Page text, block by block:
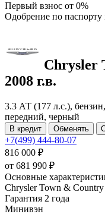
Первый взнос от 0%
Одобрение по паспорту
Chrysler
2008 г.в.
3.3 АТ (177 л.с.),
передний, черный
В кредит Обменять
+7(499) 444-80-07
816 000 ₽
от 681 990 ₽
Основные
Chrysler Town &
Гарантия 2 года
Минивэн